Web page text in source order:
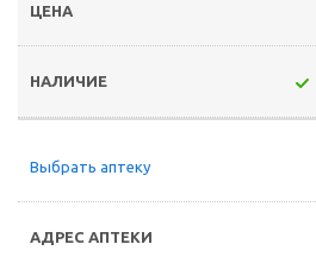
Выбрать аптеку